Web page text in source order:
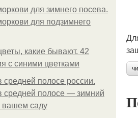
для зимнего посева.
для подзимнего
какие бывают. 42
с синими цветками
средней полосе россии.
средней полосе — зимний
вашем саду